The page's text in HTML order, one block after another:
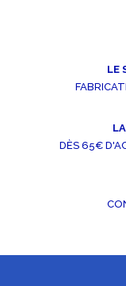
LE
DÈS 65€